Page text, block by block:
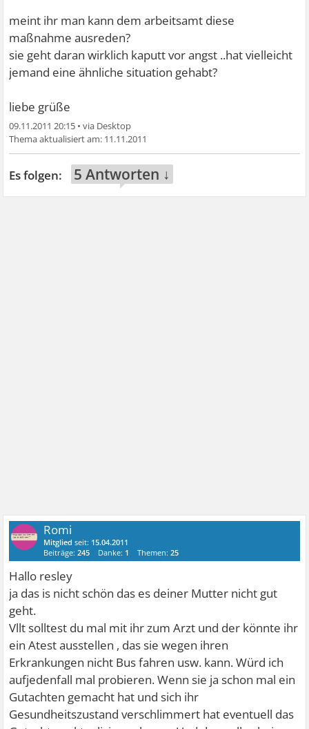
meint ihr man kann dem arbeitsamt diese
maßnahme ausreden?
sie geht daran wirklich kaputt vor angst ..hat vielleicht
jemand eine ähnliche situation gehabt?
liebe grüße
09.11.2011 20:15 •
11.11.2011
5 Antworten ↓
Romi
Mitglied seit: 15.04.2011
Beiträge:245 Danke: 1 Themen:25
Hallo resley
ja das is nicht schön das es deiner Mutter nicht gut
geht.
Vllt solltest du mal mit ihr zum Arzt und der könnte ihr
ein Atest ausstellen , das sie wegen ihren
Erkrankungen nicht Bus fahren usw. kann. Würd ich
aufjedenfall mal probieren. Wenn sie ja schon mal ein
Gutachten gemacht hat und sich ihr
Gesundheitszustand verschlimmert hat eventuell das